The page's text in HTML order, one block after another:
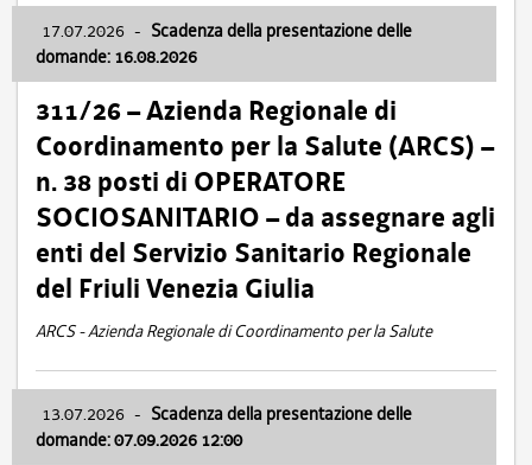
17.07.2026 - Scadenza della presentazione delle
domande: 16.08.2026
311/26 – Azienda Regionale di
Coordinamento per la Salute (ARCS) –
n. 38 posti di OPERATORE
SOCIOSANITARIO – da assegnare agli
enti del Servizio Sanitario Regionale
del Friuli Venezia Giulia
ARCS - Azienda Regionale di Coordinamento per la Salute
13.07.2026 - Scadenza della presentazione delle
domande: 07.09.2026 12:00